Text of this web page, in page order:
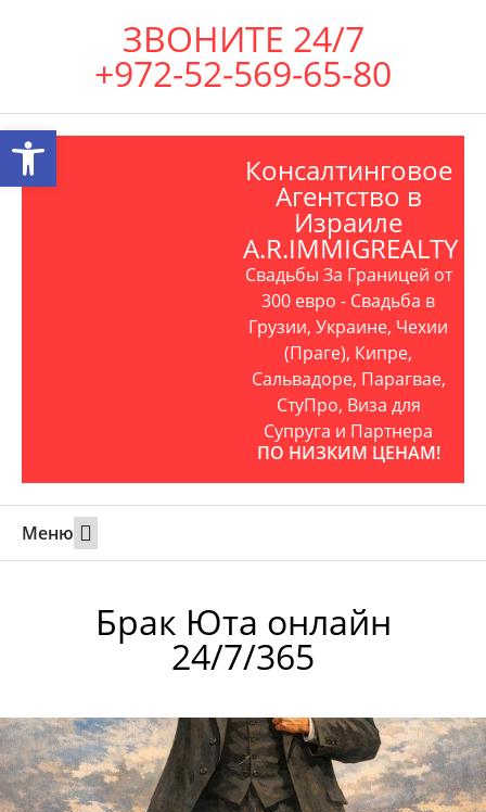
ЗВОНИТЕ 24/7
+972-52-569-65-80
Консалтинговое
Агентство в
Израиле
A.R.IMMIGREALTY
Свадьбы За Границей от
300 евро - Свадьба в
Грузии, Украине, Чехии
(Праге), Кипре,
Сальвадоре, Парагвае,
СтуПро, Виза для
Супруга и Партнера
ПО НИЗКИМ ЦЕНАМ!
Меню
Брак Юта онлайн
24/7/365
Открыть панель инструментов